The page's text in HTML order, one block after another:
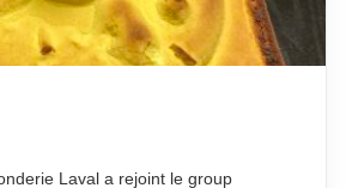
Laval a rejoint le group